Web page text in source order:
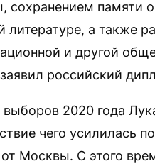
сохранением
литературе, а также
и другой
российский
выборов 2020 года
чего усилилась
Москвы. С этого